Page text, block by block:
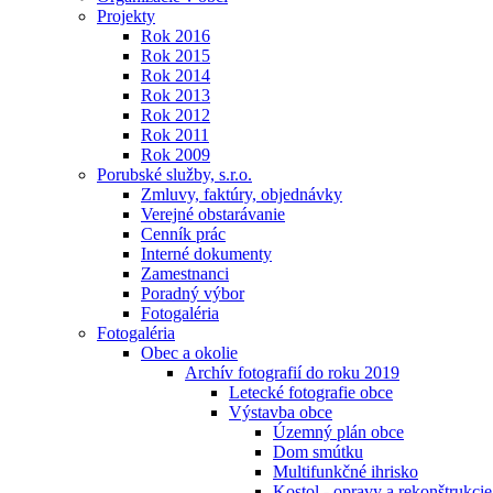
Projekty
Rok 2016
Rok 2015
Rok 2014
Rok 2013
Rok 2012
Rok 2011
Rok 2009
Porubské služby, s.r.o.
Zmluvy, faktúry, objednávky
Verejné obstarávanie
Cenník prác
Interné dokumenty
Zamestnanci
Poradný výbor
Fotogaléria
Fotogaléria
Obec a okolie
Archív fotografií do roku 2019
Letecké fotografie obce
Výstavba obce
Územný plán obce
Dom smútku
Multifunkčné ihrisko